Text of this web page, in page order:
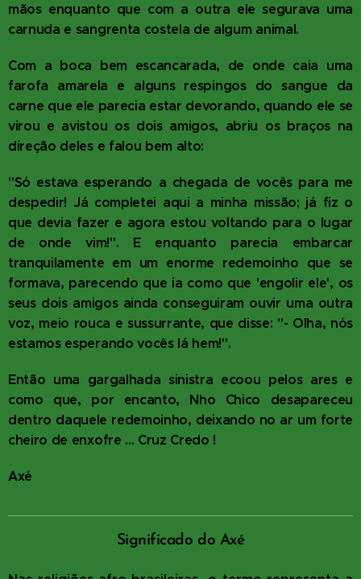
mãos enquanto que com a outra ele segurava uma
carnuda e sangrenta costela de algum animal.
Com a boca bem escancarada, de onde caia uma
farofa amarela e alguns respingos do sangue da
carne que ele parecia estar devorando, quando ele se
virou e avistou os dois amigos, abriu os braços na
direção deles e falou bem alto:
"Só estava esperando a chegada de vocês para me
despedir! Já completei aqui a minha missão; já fiz o
que devia fazer e agora estou voltando para o lugar
de onde vim!". E enquanto parecia embarcar
tranquilamente em um enorme redemoinho que se
formava, parecendo que ia como que 'engolir ele', os
seus dois amigos ainda conseguiram ouvir uma outra
voz, meio rouca e sussurrante, que disse: "- Olha, nós
estamos esperando vocês lá hem!".
Então uma gargalhada sinistra ecoou pelos ares e
como que, por encanto, Nho Chico desapareceu
dentro daquele redemoinho, deixando no ar um forte
cheiro de enxofre ... Cruz Credo !
Axé
Significado do Axé